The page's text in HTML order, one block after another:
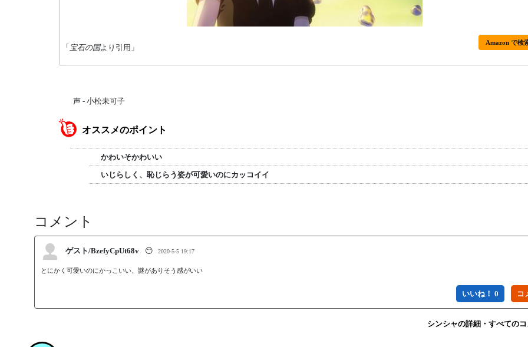
「 宝石の国より引用」
Amazon で検
声 - 小松未可子
オススメのポイント
かわいそかわいい
いじらしく、恥じらう姿が可愛いのにカッコイイ
コメント
ゲスト/BzefyCpUt68v 😶 2020-5-5 19:17
とにかく可愛いのにかっこいい、謎がありそう感がいい
いいね！ 0
シンシャの詳細・すべての